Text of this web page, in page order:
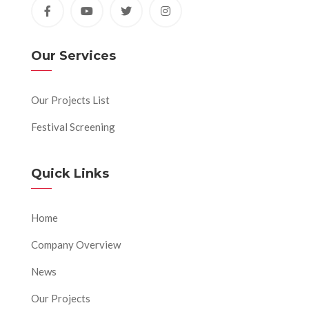
Our Services
Our Projects List
Festival Screening
Quick Links
Home
Company Overview
News
Our Projects